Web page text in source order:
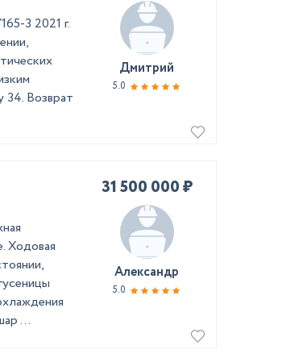
3 2021 г.
34. Возврат
Дмитрий
5.0
Ходовая
...
31 500 000 ₽
Александр
5.0